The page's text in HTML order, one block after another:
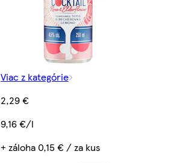
Viac z kategórie
2,29 €
9,16 €/l
+ záloha 0,15 € / za kus